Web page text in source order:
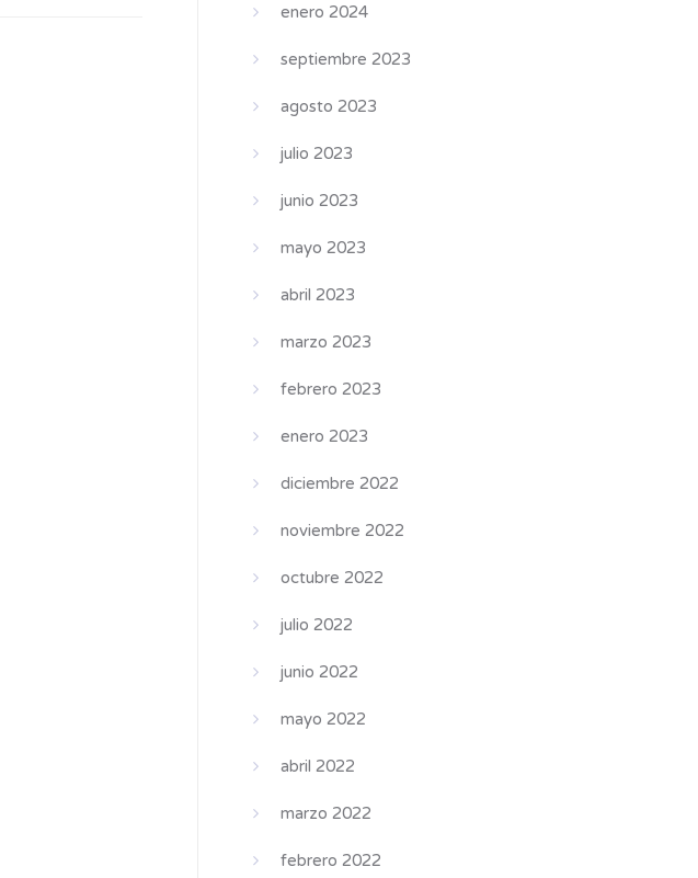
enero 2024
septiembre 2023
agosto 2023
julio 2023
junio 2023
mayo 2023
abril 2023
marzo 2023
febrero 2023
enero 2023
diciembre 2022
noviembre 2022
octubre 2022
julio 2022
junio 2022
mayo 2022
abril 2022
marzo 2022
febrero 2022